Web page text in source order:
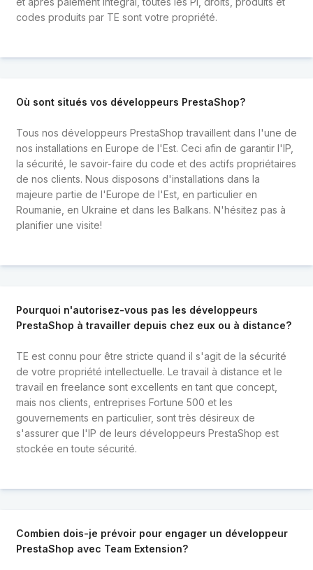
codes produits par TE sont votre propriété.
Où sont situés vos développeurs PrestaShop?
Tous nos développeurs PrestaShop travaillent dans l'une de
nos installations en Europe de l'Est. Ceci afin de garantir l'IP,
la sécurité, le savoir-faire du code et des actifs propriétaires
de nos clients. Nous disposons d'installations dans la
majeure partie de l'Europe de l'Est, en particulier en
Roumanie, en Ukraine et dans les Balkans. N'hésitez pas à
planifier une visite!
Pourquoi n'autorisez-vous pas les développeurs
PrestaShop à travailler depuis chez eux ou à distance?
TE est connu pour être stricte quand il s'agit de la sécurité
de votre propriété intellectuelle. Le travail à distance et le
travail en freelance sont excellents en tant que concept,
mais nos clients, entreprises Fortune 500 et les
gouvernements en particulier, sont très désireux de
s'assurer que l'IP de leurs développeurs PrestaShop est
stockée en toute sécurité.
Combien dois-je prévoir pour engager un développeur
PrestaShop avec Team Extension?